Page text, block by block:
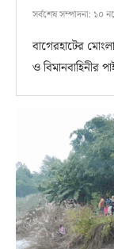
সর্বশেষ সম্পাদনা: ১০
বাগেরহাটের
ও বিমানবাহিনীর